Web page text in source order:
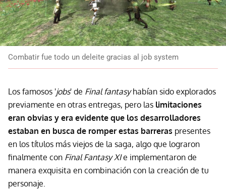
Combatir fue todo un deleite gracias al job system
Los famosos 'jobs' de Final fantasyhabían sido explorados
previamente en otras entregas, pero las limitaciones
eran obvias y era evidente que los desarrolladores
estaban en busca de romper estas barreras presentes
en los títulos más viejos de la saga, algo que lograron
finalmente con Final Fantasy XIe implementaron de
manera exquisita en combinación con la creación de tu
personaje.